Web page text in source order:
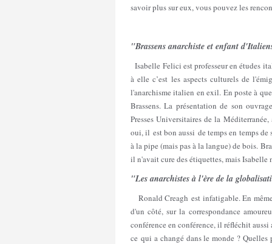
savoir plus sur eux, vous pouvez les
"Brassens anarchiste et enfant
Isabelle Felici est professeur en études
à elle c’est les aspects culturels de
l'anarchisme italien en exil. En poste à
Brassens. La présentation de son
Presses Universitaires de la
oui, il est bon aussi de temps en temps
à la pipe (mais pas à la langue) de bois.
il n'avait cure des étiquettes, mais
"Les anarchistes à l'ère de la
Ronald Creagh est infatigable. En
d'un côté, sur la correspondance
conférence en conférence, il réfléchit
ce qui a changé dans le monde ?